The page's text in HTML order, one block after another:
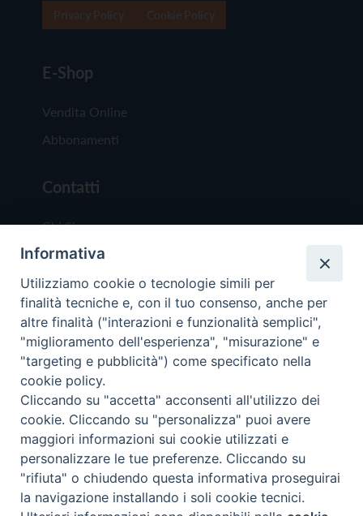
E-Shop
Vendita Online
Abbonamenti
Contatti
Chi Siamo
Redazione
Scrivici
Copyright © 2019 - Tutti i diritti riservati - Vita
Trentina Editrice
Privacy Policy
Torna
Informativa
Utilizziamo cookie o tecnologie simili per
finalità tecniche e, con il tuo consenso, anche per
altre finalità ("interazioni e funzionalità semplici",
"miglioramento dell'esperienza", "misurazione" e
"targeting e pubblicità") come specificato nella
cookie policy.
Cliccando su "accetta" acconsenti all'utilizzo dei
cookie. Cliccando su "personalizza" puoi avere
maggiori informazioni sui cookie utilizzati e
personalizzare le tue preferenze. Cliccando su
"rifiuta" o chiudendo questa informativa proseguirai
la navigazione installando i soli cookie tecnici.